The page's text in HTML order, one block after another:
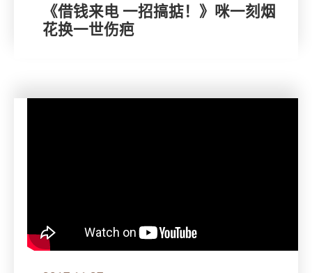
《借钱来电 一招搞掂！》咪一刻烟
花换一世伤疤